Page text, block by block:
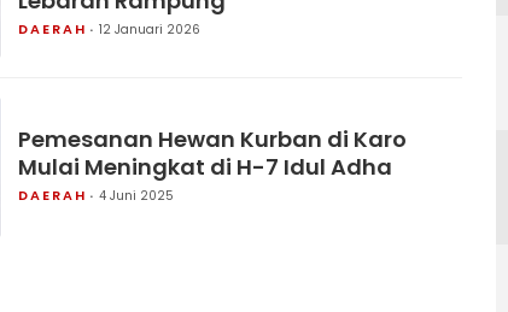
DAERAH 12 Januari 2026
Pemesanan Hewan Kurban di Karo
Mulai Meningkat di H-7 Idul Adha
DAERAH 4 Juni 2025